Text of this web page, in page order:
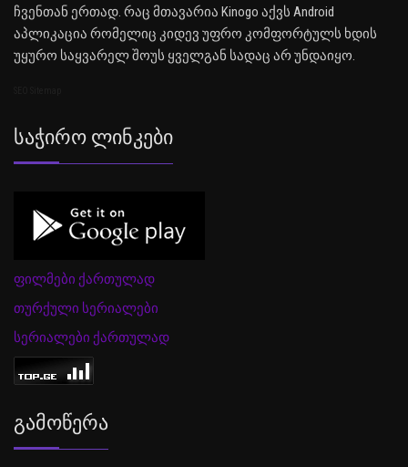
ჩვენთან ერთად. რაც მთავარია Kinogo აქვს Android
აპლიკაცია რომელიც კიდევ უფრო კომფორტულს ხდის
უყურო საყვარელ შოუს ყველგან სადაც არ უნდაიყო.
Საჭირო Ლინკები
ფილმები ქართულად
თურქული სერიალები
სერიალები ქართულად
Გამოწერა